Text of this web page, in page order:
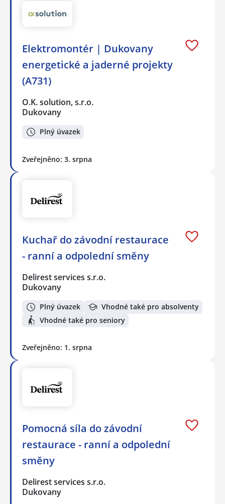
Elektromontér | Dukovany
energetické a jaderné projekty
(A731)
O.K. solution, s.r.o.
Dukovany
Plný úvazek
Zveřejněno: 3. srpna
Kuchař do závodní restaurace
- ranní a odpolední směny
Delirest services s.r.o.
Dukovany
Plný úvazek
Vhodné také pro absolventy
Vhodné také pro seniory
Zveřejněno: 1. srpna
Pomocná síla do závodní
restaurace - ranní a odpolední
směny
Delirest services s.r.o.
Dukovany